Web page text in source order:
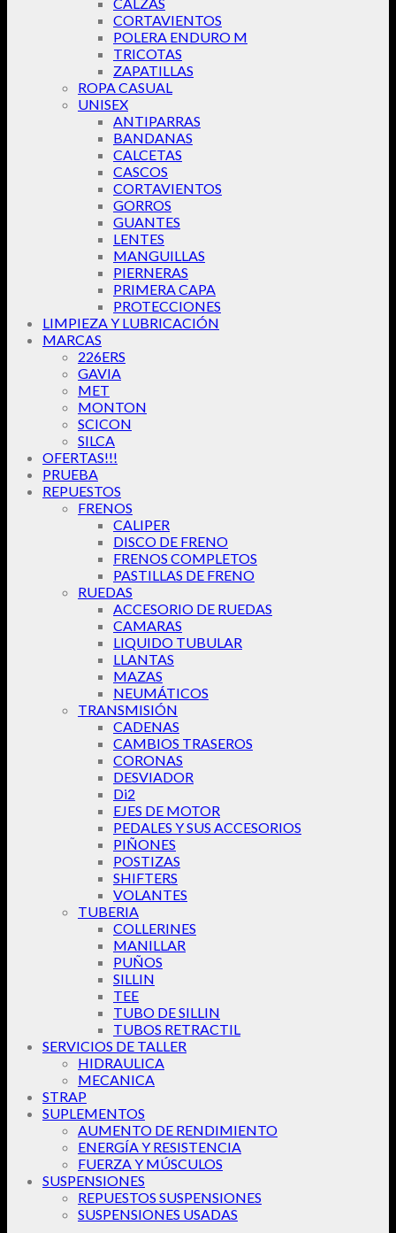
CORTAVIENTOS
POLERA ENDURO M
TRICOTAS
ZAPATILLAS
ROPA CASUAL
UNISEX
ANTIPARRAS
BANDANAS
CALCETAS
CASCOS
CORTAVIENTOS
GORROS
GUANTES
LENTES
MANGUILLAS
PIERNERAS
PRIMERA CAPA
PROTECCIONES
LIMPIEZA Y LUBRICACIÓN
MARCAS
226ERS
GAVIA
MET
MONTON
SCICON
SILCA
OFERTAS!!!
PRUEBA
REPUESTOS
FRENOS
CALIPER
DISCO DE FRENO
FRENOS COMPLETOS
PASTILLAS DE FRENO
RUEDAS
ACCESORIO DE RUEDAS
CAMARAS
LIQUIDO TUBULAR
LLANTAS
MAZAS
NEUMÁTICOS
TRANSMISIÓN
CADENAS
CAMBIOS TRASEROS
CORONAS
DESVIADOR
Di2
EJES DE MOTOR
PEDALES Y SUS ACCESORIOS
PIÑONES
POSTIZAS
SHIFTERS
VOLANTES
TUBERIA
COLLERINES
MANILLAR
PUÑOS
SILLIN
TEE
TUBO DE SILLIN
TUBOS RETRACTIL
SERVICIOS DE TALLER
HIDRAULICA
MECANICA
STRAP
SUPLEMENTOS
AUMENTO DE RENDIMIENTO
ENERGÍA Y RESISTENCIA
FUERZA Y MÚSCULOS
SUSPENSIONES
REPUESTOS SUSPENSIONES
SUSPENSIONES USADAS